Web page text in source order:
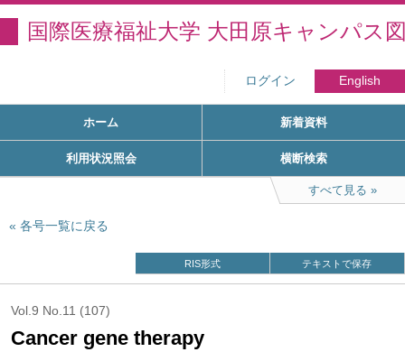
国際医療福祉大学 大田原キャンパス
ログイン English
ホーム 新着資料
利用状況照会 横断検索
すべて見る
各号一覧に戻る
RIS形式 テキストで保存
Vol.9 No.11 (107)
Cancer gene therapy